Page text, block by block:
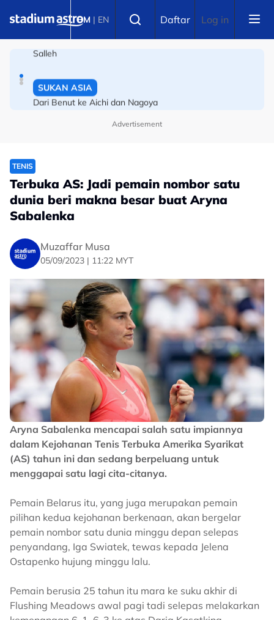
BM | EN Daftar Log in
Liga Super: Bola sepak darah daging saya -- Dollah
Dari Benut ke Aichi dan Nagoya
Advertisement
TENIS
Terbuka AS: Jadi pemain nombor satu
dunia beri makna besar buat Aryna
Sabalenka
Muzaffar Musa
05/09/2023 | 11:22 MYT
Aryna Sabalenka mencapai salah satu impiannya
dalam Kejohanan Tenis Terbuka Amerika Syarikat
(AS) tahun ini dan sedang berpeluang untuk
menggapai satu lagi cita-citanya.
Pemain Belarus itu, yang juga merupakan pemain
pilihan kedua kejohanan berkenaan, akan bergelar
pemain nombor satu dunia minggu depan selepas
penyandang, Iga Swiatek, tewas kepada Jelena
Ostapenko hujung minggu lalu.
Pemain berusia 25 tahun itu mara ke suku akhir di
Flushing Meadows awal pagi tadi selepas melakarkan